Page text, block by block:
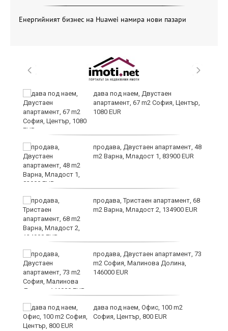
Енергийният бизнес на Huawei намира нови пазари
дава под наем, Двустаен
апартамент, 67 m2 София, Център,
1080 EUR
продава, Двустаен апартамент, 48
m2 Варна, Младост 1, 83900 EUR
продава, Тристаен апартамент, 68
m2 Варна, Младост 2, 134900 EUR
продава, Двустаен апартамент, 73
m2 София, Малинова Долина,
146000 EUR
дава под наем, Офис, 100 m2
София, Център, 800 EUR